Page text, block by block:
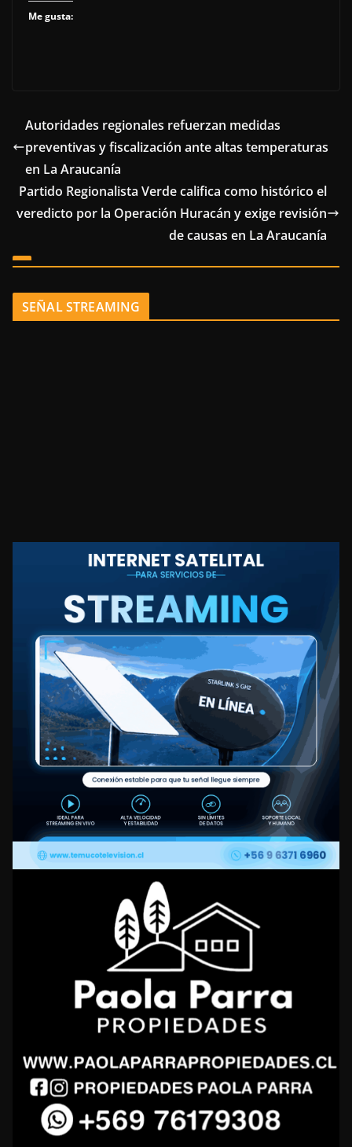
Me gusta:
Autoridades regionales refuerzan medidas
preventivas y fiscalización ante altas temperaturas
en La Araucanía
Partido Regionalista Verde califica como histórico el
veredicto por la Operación Huracán y exige revisión
de causas en La Araucanía
SEÑAL STREAMING